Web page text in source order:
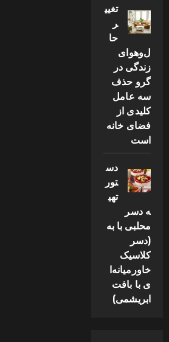
تغیی
ر
حا
ل‌وهوای
زندگی در
گرو حذف
سه عامل
کلیدی از
فضای خانه
است
دس
تور
تهی
ه دسر
محلبی با به
(دسر
کلاسیک
خاورمیانه‌ا
ی با بافت
ابریشمی)